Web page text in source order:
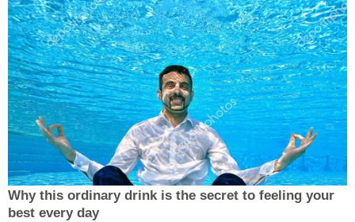
Why this ordinary drink is the secret to feeling your
best every day